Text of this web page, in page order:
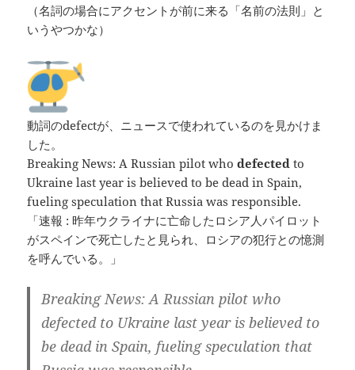
（名詞の場合にアクセントが前に来る「名前の法則」と
いうやつかな）
動詞のdefectが、ニュースで使われているのを見かけま
した。
Breaking News: A Russian pilot who defectedto
Ukraine last year is believed to be dead in Spain,
fueling speculation that Russia was responsible.
「速報 : 昨年ウクライナに亡命したロシア人パイロット
がスペインで死亡したと見られ、ロシアの犯行との憶測
を呼んでいる。」
Breaking News: A Russian pilot who
defected to Ukraine last year is believed to
be dead in Spain, fueling speculation that